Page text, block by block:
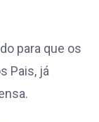
para que os
Pais, já